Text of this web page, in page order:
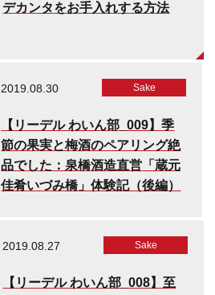
デカンタをお手入れする方法
2019.08.30 Sake
【リーデル わいん部_009】季
節の果実と梅酒のペアリング絶
品でした：泉橋酒造直営「蔵元
佳肴いづみ橋」体験記（後編）
2019.08.27 Sake
【リーデル わいん部_008】至